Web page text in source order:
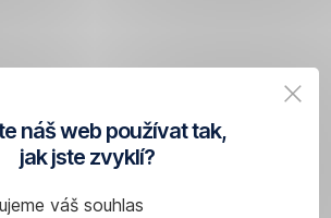
náš web používat tak,
jak jste zvyklí?
váš souhlas